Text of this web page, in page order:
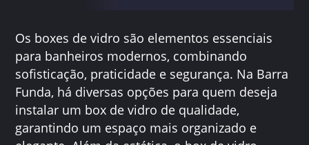
Os boxes de vidro são elementos essenciais
para banheiros modernos, combinando
sofisticação, praticidade e segurança. Na Barra
Funda, há diversas opções para quem deseja
instalar um box de vidro de qualidade,
garantindo um espaço mais organizado e